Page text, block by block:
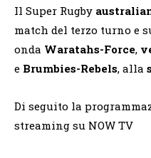
Il Super Rugby
match del terzo turno e
onda Waratahs-Force,
e Brumbies-Rebels, alla
Di seguito la
streaming su NOW TV